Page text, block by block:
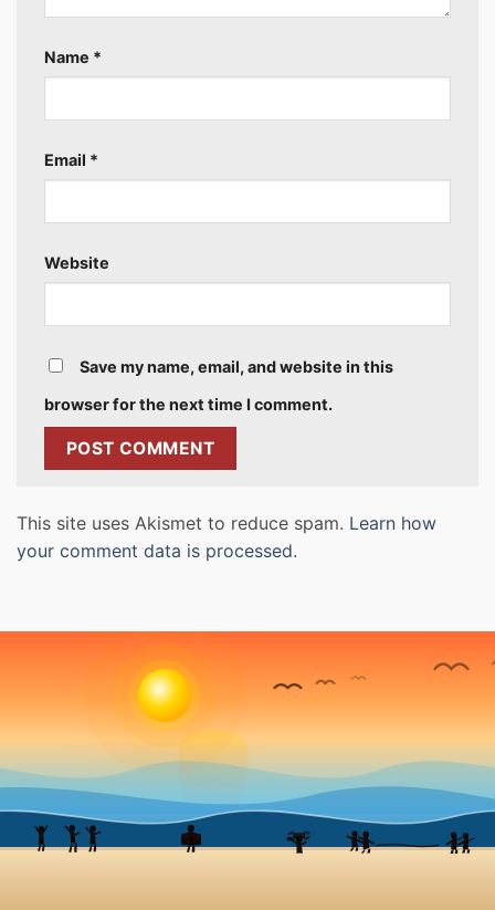
Name *
Email *
Website
Save my name, email, and website in this
browser for the next time I comment.
This site uses Akismet to reduce spam. Learn how
your comment data is processed.